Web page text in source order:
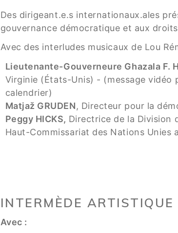
Des dirigeant.e.s internationaux.ales
gouvernance démocratique et aux
Avec des interludes musicaux de Lou
Lieutenante-Gouverneure Ghazala F.
Virginie (États-Unis) - (message vidéo
calendrier)
Matjaž GRUDEN, Directeur pour la
Peggy HICKS, Directrice de la Division
Haut-Commissariat des Nations Unies
INTERMÈDE
Avec :